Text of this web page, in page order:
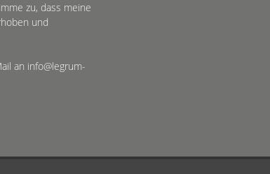
zu, dass meine
und
an info@legrum-